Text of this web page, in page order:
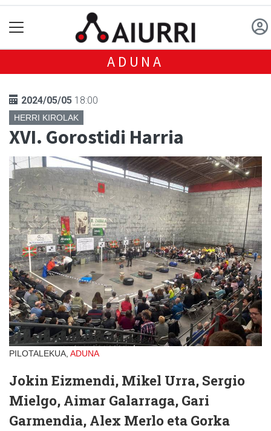
ADUNA
2024/05/05 18:00
HERRI KIROLAK
XVI. Gorostidi Harria
PILOTALEKUA, ADUNA
Jokin Eizmendi, Mikel Urra, Sergio
Mielgo, Aimar Galarraga, Gari
Garmendia, Alex Merlo eta Gorka